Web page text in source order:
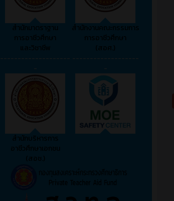
สำนักมาตราฐาน
การอาชีวศึกษา
และวิชาชีพ
สำนักงานคณะกรรมการ
การอาชีวศึกษา
(สอศ.)
--------------------
-
-------------------
-
สำนักบริหารการ
อาชีวศึกษาเอกชน
(สอช.)